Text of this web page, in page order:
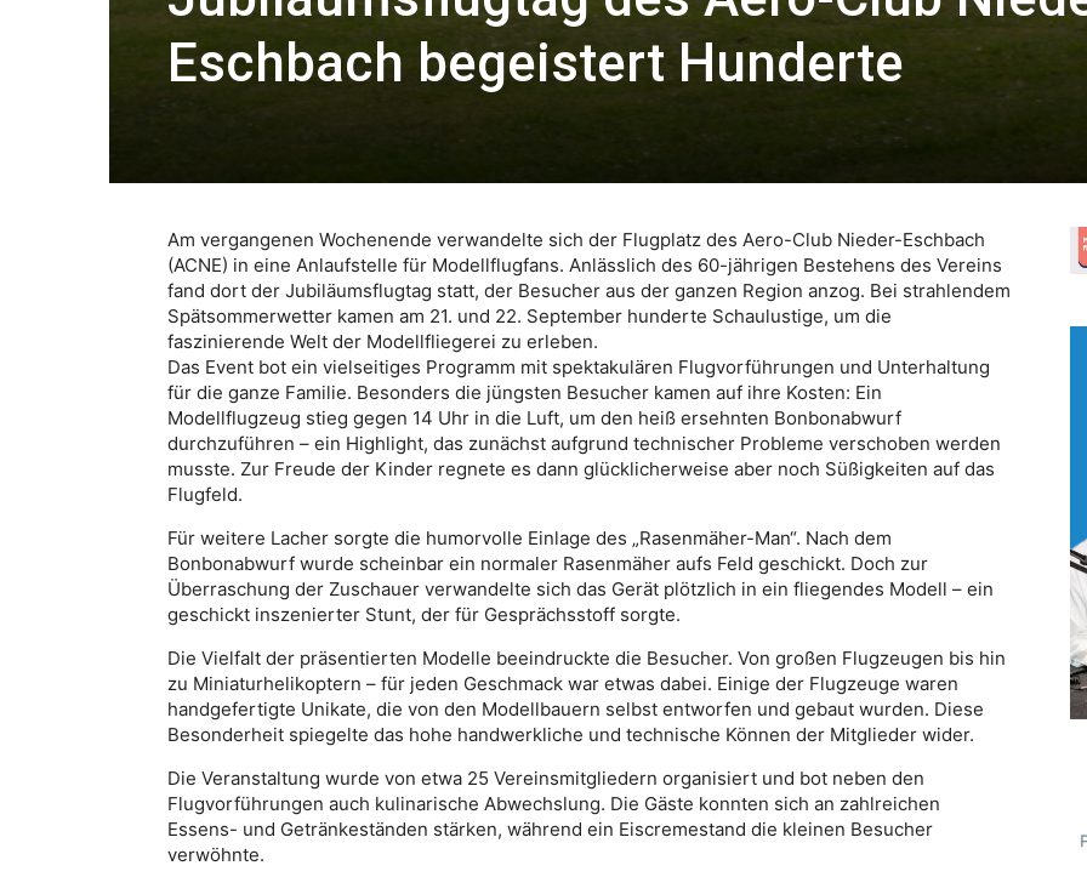
Eschbach begeistert Hunderte
Am vergangenen Wochenende verwandelte sich der Flugplatz des Aero-Club Nieder-Eschbach
(ACNE) in eine Anlaufstelle für Modellflugfans. Anlässlich des 60-jährigen Bestehens des Vereins
fand dort der Jubiläumsflugtag statt, der Besucher aus der ganzen Region anzog. Bei strahlendem
Spätsommerwetter kamen am 21. und 22. September hunderte Schaulustige, um die
faszinierende Welt der Modellfliegerei zu erleben.
Das Event bot ein vielseitiges Programm mit spektakulären Flugvorführungen und Unterhaltung
für die ganze Familie. Besonders die jüngsten Besucher kamen auf ihre Kosten: Ein
Modellflugzeug stieg gegen 14 Uhr in die Luft, um den heiß ersehnten Bonbonabwurf
durchzuführen – ein Highlight, das zunächst aufgrund technischer Probleme verschoben werden
musste. Zur Freude der Kinder regnete es dann glücklicherweise aber noch Süßigkeiten auf das
Flugfeld.
Für weitere Lacher sorgte die humorvolle Einlage des „Rasenmäher-Man“. Nach dem
Bonbonabwurf wurde scheinbar ein normaler Rasenmäher aufs Feld geschickt. Doch zur
Überraschung der Zuschauer verwandelte sich das Gerät plötzlich in ein fliegendes Modell – ein
geschickt inszenierter Stunt, der für Gesprächsstoff sorgte.
Die Vielfalt der präsentierten Modelle beeindruckte die Besucher. Von großen Flugzeugen bis hin
zu Miniaturhelikoptern – für jeden Geschmack war etwas dabei. Einige der Flugzeuge waren
handgefertigte Unikate, die von den Modellbauern selbst entworfen und gebaut wurden. Diese
Besonderheit spiegelte das hohe handwerkliche und technische Können der Mitglieder wider.
Die Veranstaltung wurde von etwa 25 Vereinsmitgliedern organisiert und bot neben den
Flugvorführungen auch kulinarische Abwechslung. Die Gäste konnten sich an zahlreichen
Essens- und Getränkeständen stärken, während ein Eiscremestand die kleinen Besucher
verwöhnte.